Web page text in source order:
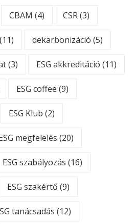
CBAM (4) CSR(3)
(11) dekarbonizáció (5)
(3) ESG akkreditáció (11)
ESG coffee (9)
ESG Klub (2)
megfelelés (20)
ESG szabályozás (16)
ESG szakértő (9)
tanácsadás (12)